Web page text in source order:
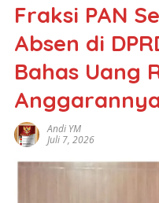
Fraksi PAN
Absen di
Bahas Uang
Andi YM
Juli 7, 2026